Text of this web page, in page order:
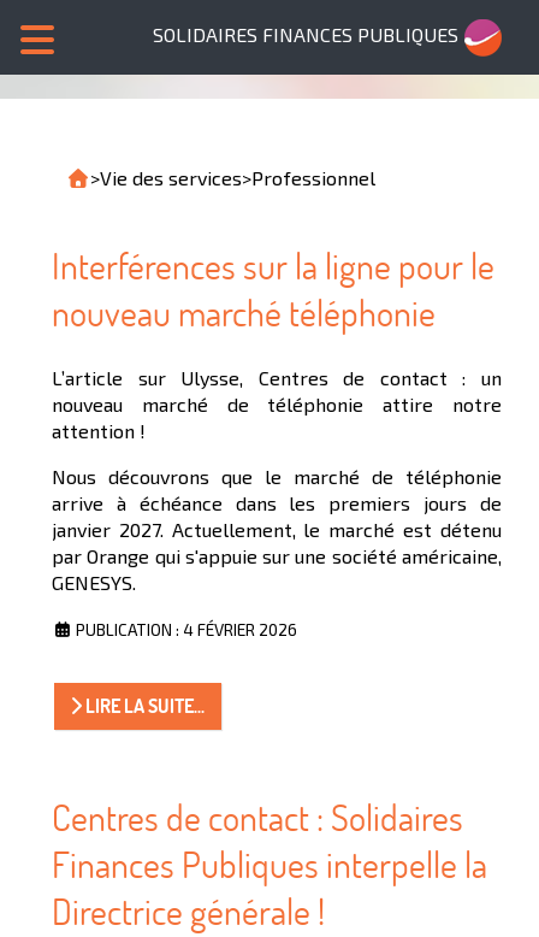
SOLIDAIRES FINANCES PUBLIQUES
>Vie des services>Professionnel
Interférences sur la ligne pour le
nouveau marché téléphonie
L’article sur Ulysse, Centres de contact : un
nouveau marché de téléphonie attire notre
attention !
Nous découvrons que le marché de téléphonie
arrive à échéance dans les premiers jours de
janvier 2027. Actuellement, le marché est détenu
par Orange qui s'appuie sur une société américaine,
GENESYS.
PUBLICATION : 4 FÉVRIER 2026
LIRE LA SUITE...
Centres de contact : Solidaires
Finances Publiques interpelle la
Directrice générale !